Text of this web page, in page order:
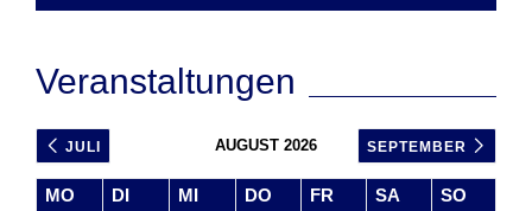
Veranstaltungen
JULI AUGUST 2026 SEPTEMBER
MO DI MI DO FR SA SO